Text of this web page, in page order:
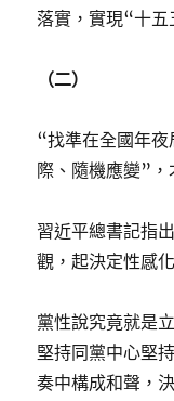
落實，實現“十五
（二）
“找準在全國年
際、隨機應變”，
習近平總書記指
觀，起決定性感
黨性說究竟就是
堅持同黨中心堅
奏中構成和聲，